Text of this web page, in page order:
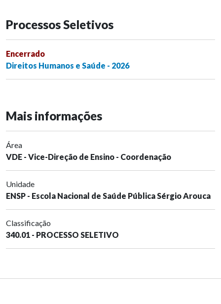
Processos Seletivos
Encerrado
Direitos Humanos e Saúde - 2026
Mais informações
Área
VDE - Vice-Direção de Ensino - Coordenação
Unidade
ENSP - Escola Nacional de Saúde Pública Sérgio Arouca
Classificação
340.01 - PROCESSO SELETIVO